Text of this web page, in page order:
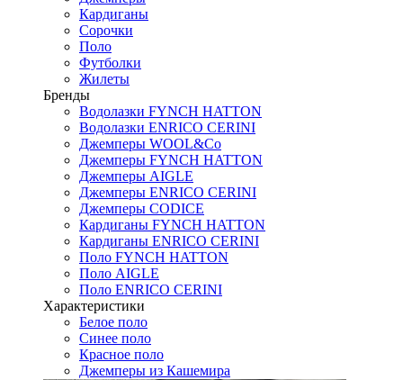
Кардиганы
Сорочки
Поло
Футболки
Жилеты
Бренды
Водолазки FYNCH HATTON
Водолазки ENRICO CERINI
Джемперы WOOL&Co
Джемперы FYNCH HATTON
Джемперы AIGLE
Джемперы ENRICO CERINI
Джемперы CODICE
Кардиганы FYNCH HATTON
Кардиганы ENRICO CERINI
Поло FYNCH HATTON
Поло AIGLE
Поло ENRICO CERINI
Характеристики
Белое поло
Синее поло
Красное поло
Джемперы из Кашемира